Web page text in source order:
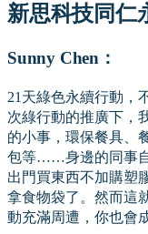
新思科技同仁
Sunny Chen：
21天綠色永續行動，
次綠行動的推廣下，
的小事，環保餐具、
包等……身邊的同事
出門買東西不加購塑
拿食物袋了。然而這
動充滿周遭，你也會